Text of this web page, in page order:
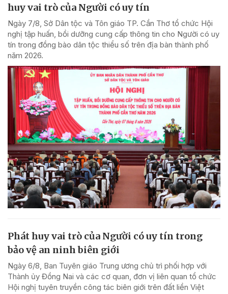
huy vai trò của Người có uy tín
Ngày 7/8, Sở Dân tộc và Tôn giáo TP. Cần Thơ tổ chức Hội
nghị tập huấn, bồi dưỡng cung cấp thông tin cho Người có uy
tín trong đồng bào dân tộc thiểu số trên địa bàn thành phố
năm 2026.
Phát huy vai trò của Người có uy tín trong
bảo vệ an ninh biên giới
Ngày 6/8, Ban Tuyên giáo Trung ương chủ trì phối hợp với
Thành ủy Đồng Nai và các cơ quan, đơn vị liên quan tổ chức
Hội nghị tuyên truyền công tác biên giới trên đất liền Việt